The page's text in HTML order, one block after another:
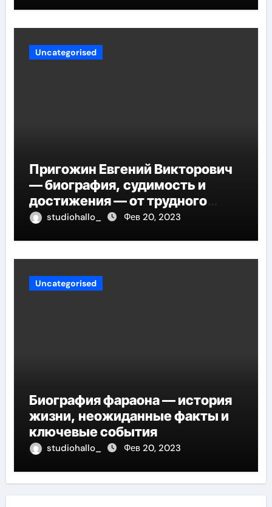
Uncategorised
Пригожин Евгений Викторович
— биография, судимость и
достижения — от трудного
детства до мирового успеха
studiohallo_ Фев 20, 2023
Uncategorised
Биография фараона — история
жизни, неожиданные факты и
ключевые события
studiohallo_ Фев 20, 2023